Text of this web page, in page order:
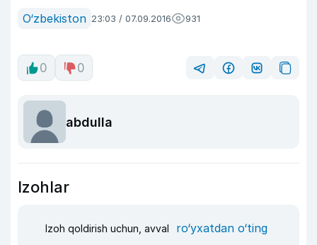
O‘zbekiston 23:03 / 07.09.2016 931
0 0
abdulla
Izohlar
Izoh qoldirish uchun, avval ro‘yxatdan o‘ting